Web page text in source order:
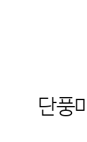
단풍